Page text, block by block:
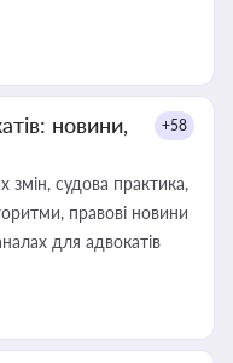
новини,
+58
судова практика,
правові новини
для адвокатів